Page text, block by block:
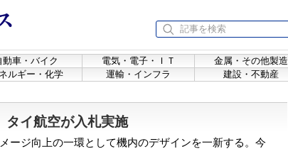
動車・バイク 電気・電子・ＩＴ 金属・その他製造
ルギー・化学 運輸・インフラ 建設・不動産
タイ航空が入札実施
ージ向上の一環として機内のデザインを一新する。今